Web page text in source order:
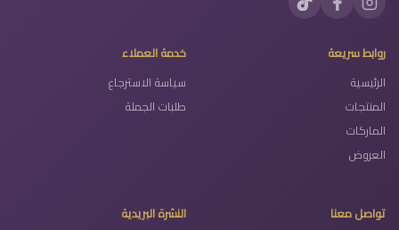
روابط سريعة
الرئيسية
المنتجات
الماركات
العروض
خدمة العملاء
سياسة الاسترجاع
طلبات الجملة
تواصل معنا النشرة البريدية